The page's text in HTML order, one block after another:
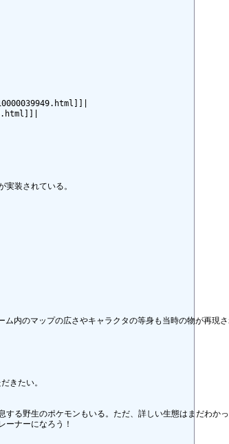
装されている。
内のマップの広さやキャラクタの等身も当時の物が再現
たい。
る野生のポケモンもいる。ただ、詳しい生態はまだわか
ーナーになろう！